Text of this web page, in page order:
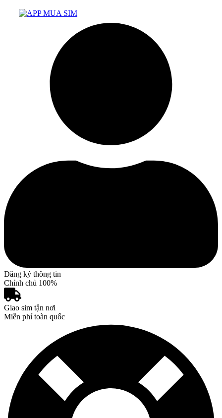
Đăng ký thông tin
Chỉnh chủ 100%
Giao sim tận nơi
Miễn phí toàn quốc